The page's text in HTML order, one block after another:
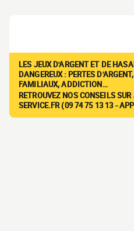
LES JEUX D'ARGENT ET DE
DANGEREUX : PERTES
FAMILIAUX, ADDICTION…
RETROUVEZ NOS CONSEILS
SERVICE.FR (09 74 75 13 13 -